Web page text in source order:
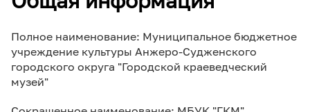
Полное наименование: Муниципальное бюджетное
учреждение культуры Анжеро-Судженского
городского округа "Городской краеведческий
музей"